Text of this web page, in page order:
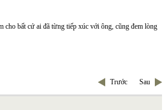
cho bất cứ ai đã từng tiếp xúc với ông, cũng đem lòng
Trước Sau